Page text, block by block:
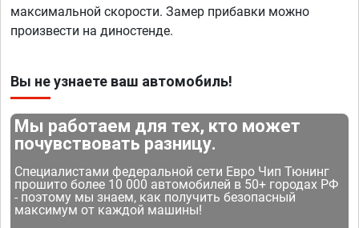
максимальной скорости. Замер прибавки можно
произвести на диностенде.
Вы не узнаете ваш автомобиль!
Мы работаем для тех, кто может
почувствовать разницу.
Специалистами федеральной сети Евро Чип Тюнинг
прошито более 10 000 автомобилей в 50+ городах РФ
- поэтому мы знаем, как получить безопасный
максимум от каждой машины!